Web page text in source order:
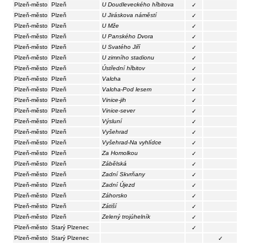
Plzeň-město Plzeň U Doudleveckého hřbitova
✓
Plzeň-město Plzeň U Jiráskova náměstí
✓
Plzeň-město Plzeň U Mže
✓
Plzeň-město Plzeň U Panského Dvora
✓
Plzeň-město Plzeň U Svatého Jiří
✓
Plzeň-město Plzeň U zimního stadionu
✓
Plzeň-město Plzeň Ústřední hřbitov
✓
Plzeň-město Plzeň Valcha
✓
Plzeň-město Plzeň Valcha-Pod lesem
✓
Plzeň-město Plzeň Vinice-jih
✓
Plzeň-město Plzeň Vinice-sever
✓
Plzeň-město Plzeň Výsluní
✓
Plzeň-město Plzeň Vyšehrad
✓
Plzeň-město Plzeň Vyšehrad-Na vyhlídce
✓
Plzeň-město Plzeň Za Homolkou
✓
Plzeň-město Plzeň Zábělská
✓
Plzeň-město Plzeň Zadní Skvrňany
✓
Plzeň-město Plzeň Zadní Újezd
✓
Plzeň-město Plzeň Záhorsko
✓
Plzeň-město Plzeň Zátiší
✓
Plzeň-město Plzeň Zelený trojúhelník
✓
Plzeň-město Starý Plzenec
✓
Plzeň-město Starý Plzenec
✓